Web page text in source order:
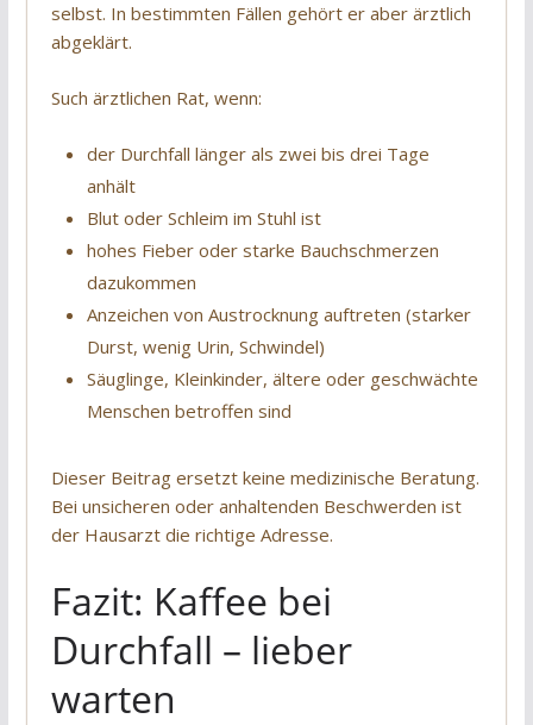
selbst. In bestimmten Fällen gehört er aber ärztlich
abgeklärt.
Such ärztlichen Rat, wenn:
der Durchfall länger als zwei bis drei Tage
anhält
Blut oder Schleim im Stuhl ist
hohes Fieber oder starke Bauchschmerzen
dazukommen
Anzeichen von Austrocknung auftreten (starker
Durst, wenig Urin, Schwindel)
Säuglinge, Kleinkinder, ältere oder geschwächte
Menschen betroffen sind
Dieser Beitrag ersetzt keine medizinische Beratung.
Bei unsicheren oder anhaltenden Beschwerden ist
der Hausarzt die richtige Adresse.
Fazit: Kaffee bei
Durchfall – lieber
warten